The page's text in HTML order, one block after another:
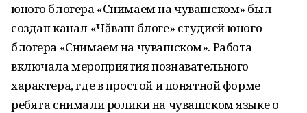
юного блогера «Снимаем на чувашском» был
создан канал «Чăваш блоге» студией юного
блогера «Снимаем на чувашском». Работа
включала мероприятия познавательного
характера, где в простой и понятной форме
ребята снимали ролики на чувашском языке о